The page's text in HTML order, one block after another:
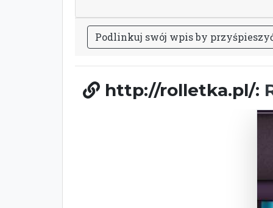
Podlinkuj swój wpisby przyśpieszy
http://rolletka.pl/: